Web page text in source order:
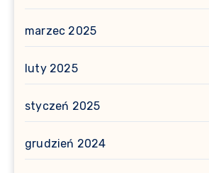
marzec 2025
luty 2025
styczeń 2025
grudzień 2024